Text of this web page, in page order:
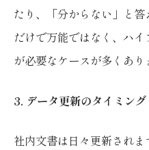
たり、「分からない」と
だけで万能ではなく、ハ
が必要なケースが多くあり
3. データ更新のタイミング
社内文書は日々更新されま